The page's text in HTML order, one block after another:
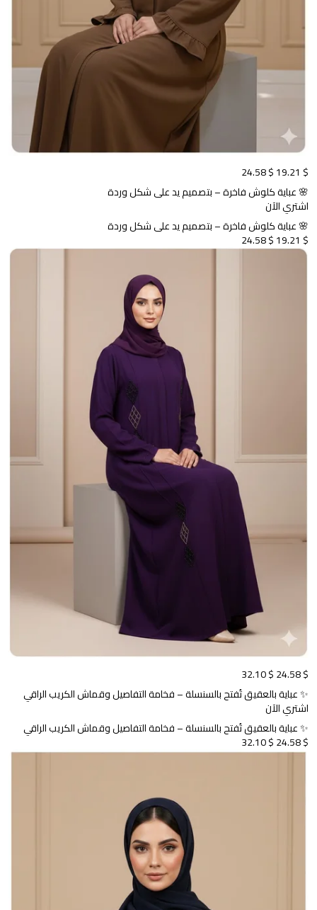
$ 19.21
$ 24.58
🌸 عباية كلوش فاخرة – بتصميم يد على شكل وردة
اشتري الآن
🌸 عباية كلوش فاخرة – بتصميم يد على شكل وردة
$ 19.21
$ 24.58
$ 24.58
$ 32.10
✨ عباية بالعقيق تُفتح بالسنسلة – فخامة التفاصيل وقماش الكريب الراقي
اشتري الآن
✨ عباية بالعقيق تُفتح بالسنسلة – فخامة التفاصيل وقماش الكريب الراقي
$ 24.58
$ 32.10